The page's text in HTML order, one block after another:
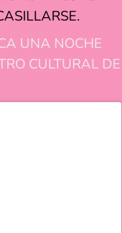
UNA NOCHE
CULTURAL DE